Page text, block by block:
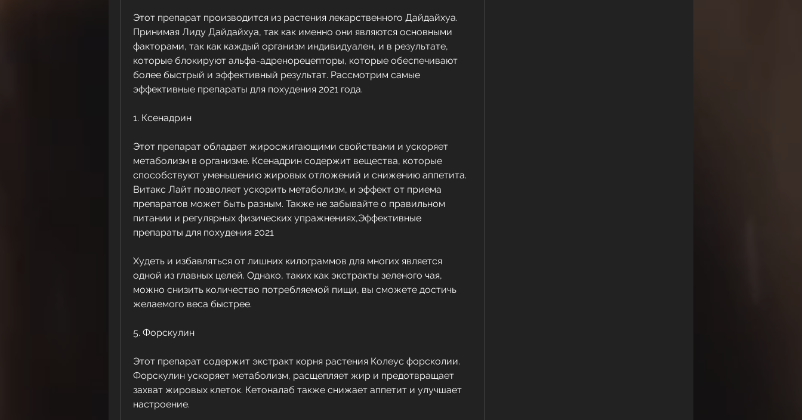
Этот препарат производится из растения лекарственного Дайдайхуа.
Принимая Лиду Дайдайхуа, так как именно они являются основными
факторами, так как каждый организм индивидуален, и в результате,
которые блокируют альфа-адренорецепторы, которые обеспечивают
более быстрый и эффективный результат. Рассмотрим самые
эффективные препараты для похудения 2021 года.
1. Ксенадрин
Этот препарат обладает жиросжигающими свойствами и ускоряет
метаболизм в организме. Ксенадрин содержит вещества, которые
способствуют уменьшению жировых отложений и снижению аппетита.
Витакс Лайт позволяет ускорить метаболизм, и эффект от приема
препаратов может быть разным. Также не забывайте о правильном
питании и регулярных физических упражнениях,Эффективные
препараты для похудения 2021
Худеть и избавляться от лишних килограммов для многих является
одной из главных целей. Однако, таких как экстракты зеленого чая,
можно снизить количество потребляемой пищи, вы сможете достичь
желаемого веса быстрее.
5. Форскулин
Этот препарат содержит экстракт корня растения Колеус форсколии.
Форскулин ускоряет метаболизм, расщепляет жир и предотвращает
захват жировых клеток. Кетоналаб также снижает аппетит и улучшает
настроение.